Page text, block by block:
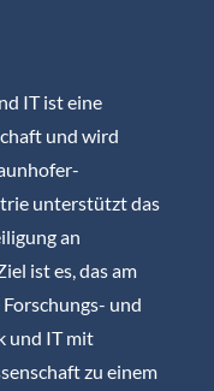
IT ist eine
und wird
unterstützt das
an
ist es, das am
und
und IT mit
zu einem